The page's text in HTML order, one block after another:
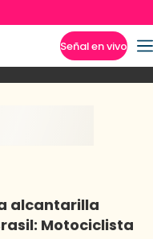
Señal en vivo
PolicialPolíticaEspectáculo
alcantarilla
Motociclista